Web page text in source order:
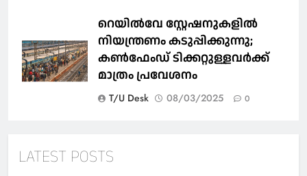
റെയില്‍വേ സ്റ്റേഷനുകളിൽ
നിയന്ത്രണം കടുപ്പിക്കുന്നു;
കണ്‍ഫേംഡ് ടിക്കറ്റുള്ളവര്‍ക്ക്
മാത്രം പ്രവേശനം
T/U Desk 08/03/2025 0
LATEST POSTS